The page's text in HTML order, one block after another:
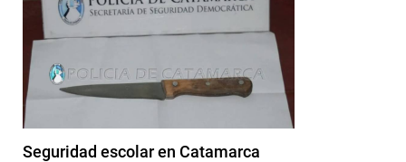
Seguridad escolar en Catamarca